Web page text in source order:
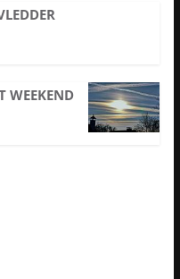
WEEKEND